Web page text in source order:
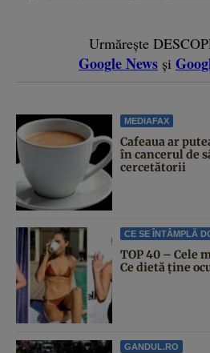
Urmărește
Google News și
MEDIAFAX
Cafeaua ar
în cancerul de
cercetătorii
CE SE ÎNTÂMPLĂ
TOP 40 – Cele
Ce dietă ține
GANDUL.RO